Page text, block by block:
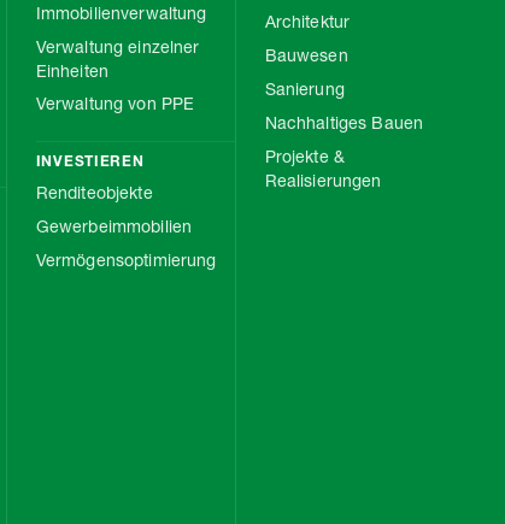
Immobilienverwaltung
Verwaltung einzelner
Einheiten
Verwaltung von PPE
INVESTIEREN
Renditeobjekte
Gewerbeimmobilien
Vermögensoptimierung
Architektur
Bauwesen
Sanierung
Nachhaltiges Bauen
Projekte &
Realisierungen